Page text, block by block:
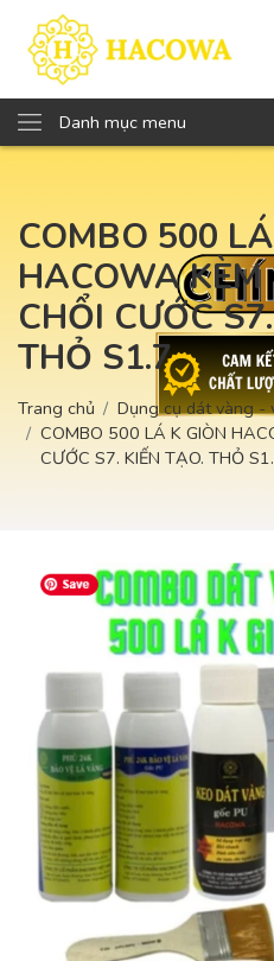
Danh mục menu
COMBO 500
HACOWA KÈM
CHỔI CƯỚC
THỎ S1.7
Trang chủ
Dụng cụ dát vàng -
COMBO 500 LÁ K GIÒN
CƯỚC S7. KIẾN TẠO. THỎ